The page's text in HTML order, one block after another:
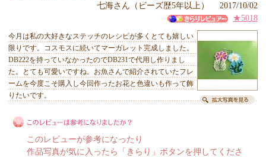
七海さん（ビーズ歴5年以上） 2017/10/02
★5018
今月は私の大好きなステッチのレシピが多くとても嬉しい
限りです。コスモスに続いてマーガレット完成しました。
DB222を持っていなかったのでDB231で代用し作りまし
た。とても可愛いですね。お魚さんで紹介されていたフレ
ームを今度こそ購入し今回作ったお花と色違いも作って飾
りたいです。
このレビューが参考になったり
作品写真が気に入ったら「きらり」ボタンを押してくださ